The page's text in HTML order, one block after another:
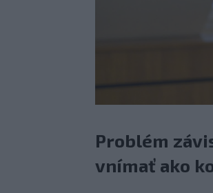
Problém
vnímať ako